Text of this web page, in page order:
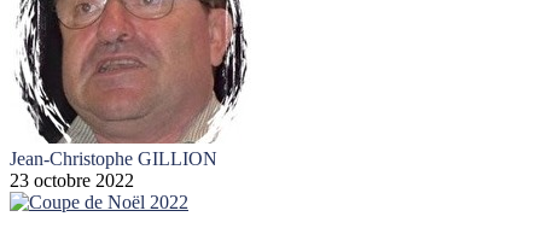
Jean-Christophe GILLION
23 octobre 2022